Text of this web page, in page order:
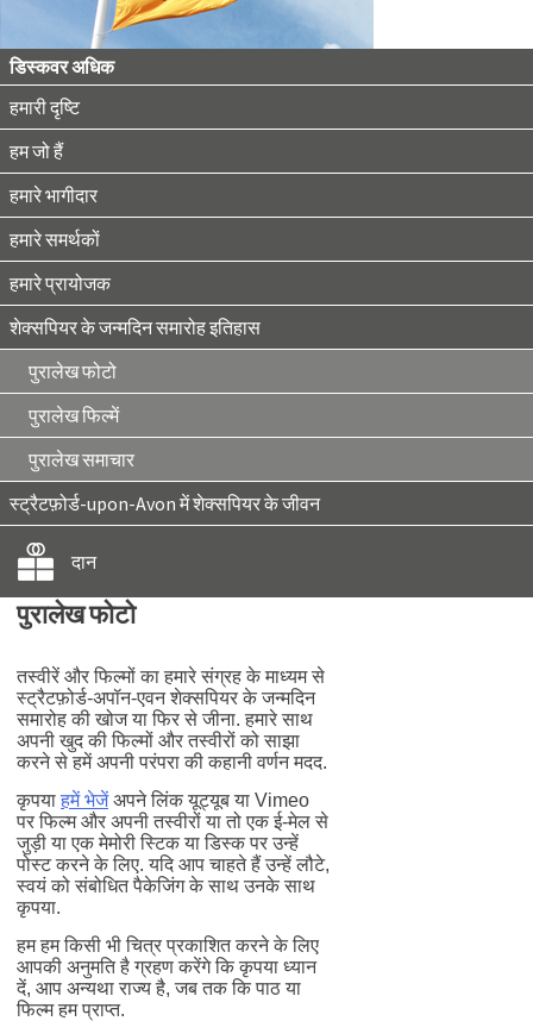
डिस्कवर अधिक
हमारी दृष्टि
हम जो हैं
हमारे भागीदार
हमारे समर्थकों
हमारे प्रायोजक
शेक्सपियर के जन्मदिन समारोह इतिहास
पुरालेख फोटो
पुरालेख फिल्में
पुरालेख समाचार
स्ट्रैटफ़ोर्ड-upon-Avon में शेक्सपियर के जीवन
दान
पुरालेख फोटो
तस्वीरें और फिल्मों का हमारे संग्रह के माध्यम से
स्ट्रैटफ़ोर्ड-अपॉन-एवन शेक्सपियर के जन्मदिन
समारोह की खोज या फिर से जीना. हमारे साथ
अपनी खुद की फिल्मों और तस्वीरों को साझा
करने से हमें अपनी परंपरा की कहानी वर्णन मदद.
कृपयाहमें भेजेंअपने लिंक यूट्यूब या Vimeo
पर फिल्म और अपनी तस्वीरों या तो एक ई-मेल से
जुड़ी या एक मेमोरी स्टिक या डिस्क पर उन्हें
पोस्ट करने के लिए. यदि आप चाहते हैं उन्हें लौटे,
स्वयं को संबोधित पैकेजिंग के साथ उनके साथ
कृपया.
हम हम किसी भी चित्र प्रकाशित करने के लिए
आपकी अनुमति है ग्रहण करेंगे कि कृपया ध्यान
दें, आप अन्यथा राज्य है, जब तक कि पाठ या
फिल्म हम प्राप्त.